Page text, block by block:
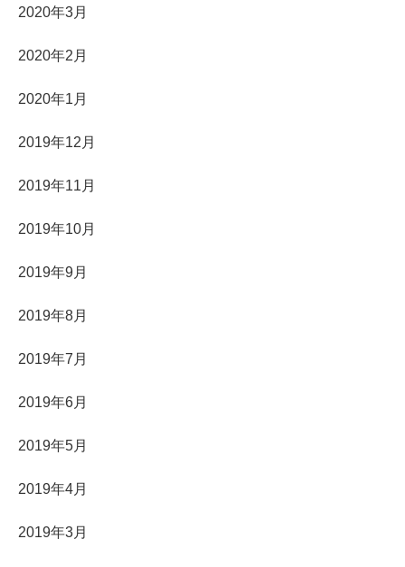
2020年3月
2020年2月
2020年1月
2019年12月
2019年11月
2019年10月
2019年9月
2019年8月
2019年7月
2019年6月
2019年5月
2019年4月
2019年3月